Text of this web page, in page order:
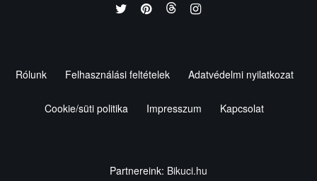
Rólunk Felhasználási feltételek Adatvédelmi nyilatkozat
Cookie/süti politika Impresszum Kapcsolat
Partnereink: Bikuci.hu